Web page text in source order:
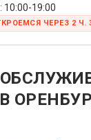
19:00
ЧЕРЕЗ 2 Ч.
В